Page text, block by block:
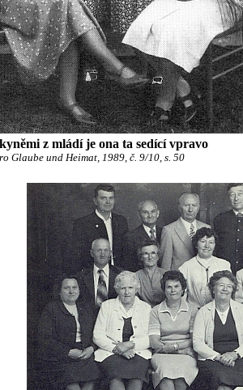
z mládí je ona ta sedící vpravo
Glaube und Heimat, 1989, č. 9/10, s. 50